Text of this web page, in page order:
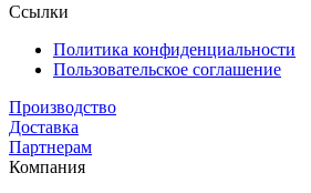
Ссылки
Политика конфиденциальности
Пользовательское соглашение
Производство
Доставка
Партнерам
Компания